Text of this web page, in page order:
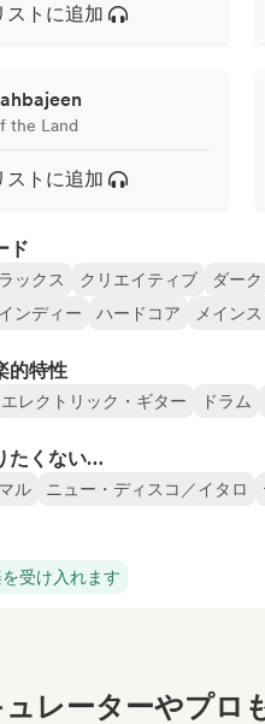
ストに追加
the Land
ストに追加
ド
ックス クリエイティブ ダーク
インディー ハードコア メイン
的特性
エレクトリック・ギター ドラム
たくない…
ル ニュー・ディスコ／イタロ
受け入れます
レーターやプロ